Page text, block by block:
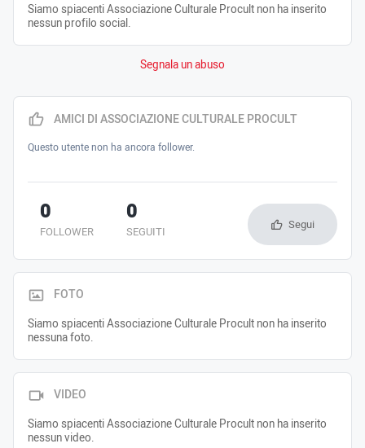
Siamo spiacenti Associazione Culturale Procult non ha inserito
nessun profilo social.
Segnala un abuso
AMICI DI ASSOCIAZIONE CULTURALE PROCULT
Questo utente non ha ancora follower.
FOLLOWER
0
SEGUITI
0 Segui
FOTO
Siamo spiacenti Associazione Culturale Procult non ha inserito
nessuna foto.
VIDEO
Siamo spiacenti Associazione Culturale Procult non ha inserito
nessun video.